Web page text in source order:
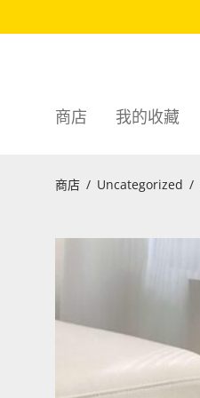
商店 我的收藏
商店 / Uncategorized /